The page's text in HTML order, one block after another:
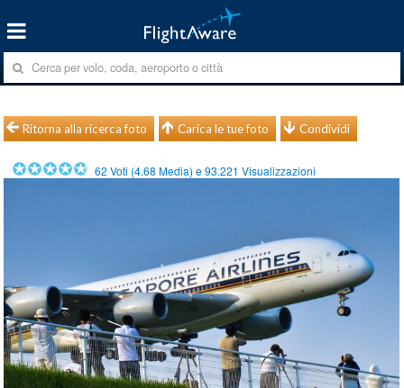
Ritorna alla ricerca foto Carica le tue foto Condividi
62 Voti (4.68 Media) e93.221 Visualizzazioni